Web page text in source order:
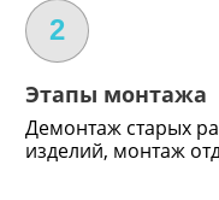
2
Этапы монтажа
Демонтаж старых
изделий, монтаж